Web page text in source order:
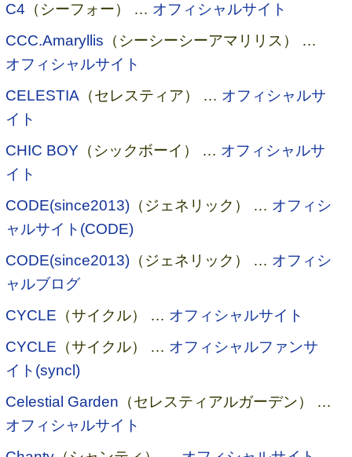
C4 （シーフォー） … オフィシャルサイト
CCC.Amaryllis （シーシーシーアマリリス） …
オフィシャルサイト
CELESTIA （セレスティア） … オフィシャルサ
イト
CHIC BOY （シックボーイ） … オフィシャルサ
イト
CODE(since2013) （ジェネリック） … オフィシ
ャルサイト(CODE)
CODE(since2013) （ジェネリック） … オフィシ
ャルブログ
CYCLE （サイクル） … オフィシャルサイト
CYCLE （サイクル） … オフィシャルファンサ
イト(syncl)
Celestial Garden （セレスティアルガーデン） …
オフィシャルサイト